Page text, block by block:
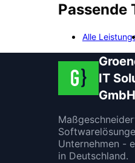
Passende
Alle
IT
GmbH
Unternehmen -
in Deutschland.